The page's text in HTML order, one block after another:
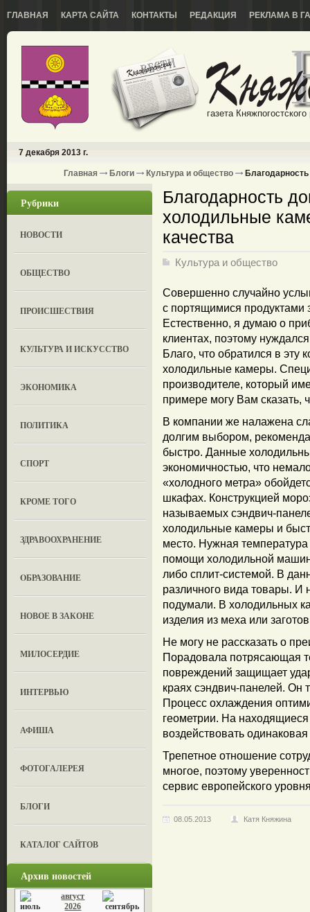
ГЛАВНАЯ КАРТА САЙТА КОНТАКТЫ РЕДАКЦИЯ РЕКЛАМА В
газета
7 декабря 2013 г.
Главная Блоги Культура и общество
Рубрики
НОВОСТИ
ОБЩЕСТВО
ПРОИСШЕСТВИЯ
КУЛЬТУРА И ИСКУССТВО
ЭКОНОМИКА
ПОЛИТИКА
СПОРТ
КРОМЕ ТОГО
ЗДРАВООХРАНЕНИЕ
OБРАЗОВАНИЕ
НОВОЕ В ЗАКОНЕ
МИЛОСЕРДИЕ
ИНТЕРВЬЮ
АФИША
ФОТОГАЛЕРЕЯ
БЛОГИ
КАТАЛОГ САЙТОВ
Архив новостей
август
2026
Благодарность
холодильные
качества
Культура и общество
Совершенно случайно
с портящимися продуктами
Естественно, я думаю о
клиентах, поэтому
Благо, что обратился в
холодильные камеры.
производителе, который
примере могу Вам сказать,
В компании же налажена
долгим выбором,
быстро. Данные
экономичностью, что
«холодного метра»
шкафах. Конструкцией
называемых сэндвич-
холодильные камеры и
место. Нужная
помощи холодильной
либо сплит-системой. В
различного вида товары. И
подумали. В холодильных
изделия из меха или
Не могу не рассказать о
Порадовала потрясающая
повреждений защищает
краях сэндвич-панелей. Он
Процесс охлаждения
геометрии. На
воздействовать
Трепетное отношение
многое, поэтому
сервис европейского
08.05.2013 Катя Княжина